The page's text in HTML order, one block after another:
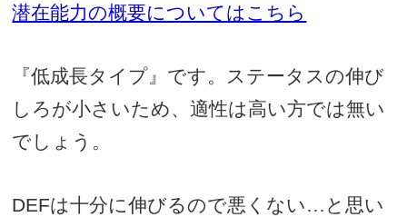
潜在能力の概要についてはこちら
『低成長タイプ』です。ステータスの伸び
しろが小さいため、適性は高い方では無い
でしょう。
DEFは十分に伸びるので悪くない…と思い